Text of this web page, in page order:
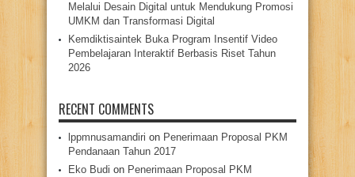
Melalui Desain Digital untuk Mendukung Promosi
UMKM dan Transformasi Digital
Kemdiktisaintek Buka Program Insentif Video
Pembelajaran Interaktif Berbasis Riset Tahun
2026
RECENT COMMENTS
lppmnusamandiri on Penerimaan Proposal PKM
Pendanaan Tahun 2017
Eko Budi on Penerimaan Proposal PKM